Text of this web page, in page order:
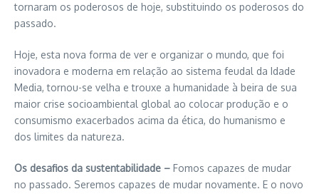
tornaram os poderosos de hoje, substituindo os poderosos do
passado.
Hoje, esta nova forma de ver e organizar o mundo, que foi
inovadora e moderna em relação ao sistema feudal da Idade
Media, tornou-se velha e trouxe a humanidade à beira de sua
maior crise socioambiental global ao colocar produção e o
consumismo exacerbados acima da ética, do humanismo e
dos limites da natureza.
Os desafios da sustentabilidade – Fomos capazes de mudar
no passado. Seremos capazes de mudar novamente. E o novo